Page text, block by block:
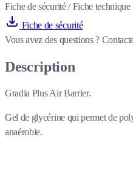
Fiche de sécurité / Fiche technique
Fiche de sécurité
Vous avez des questions ?
Description
Gradia Plus Air Barrier.
Gel de glycérine qui permet de
anaérobie.